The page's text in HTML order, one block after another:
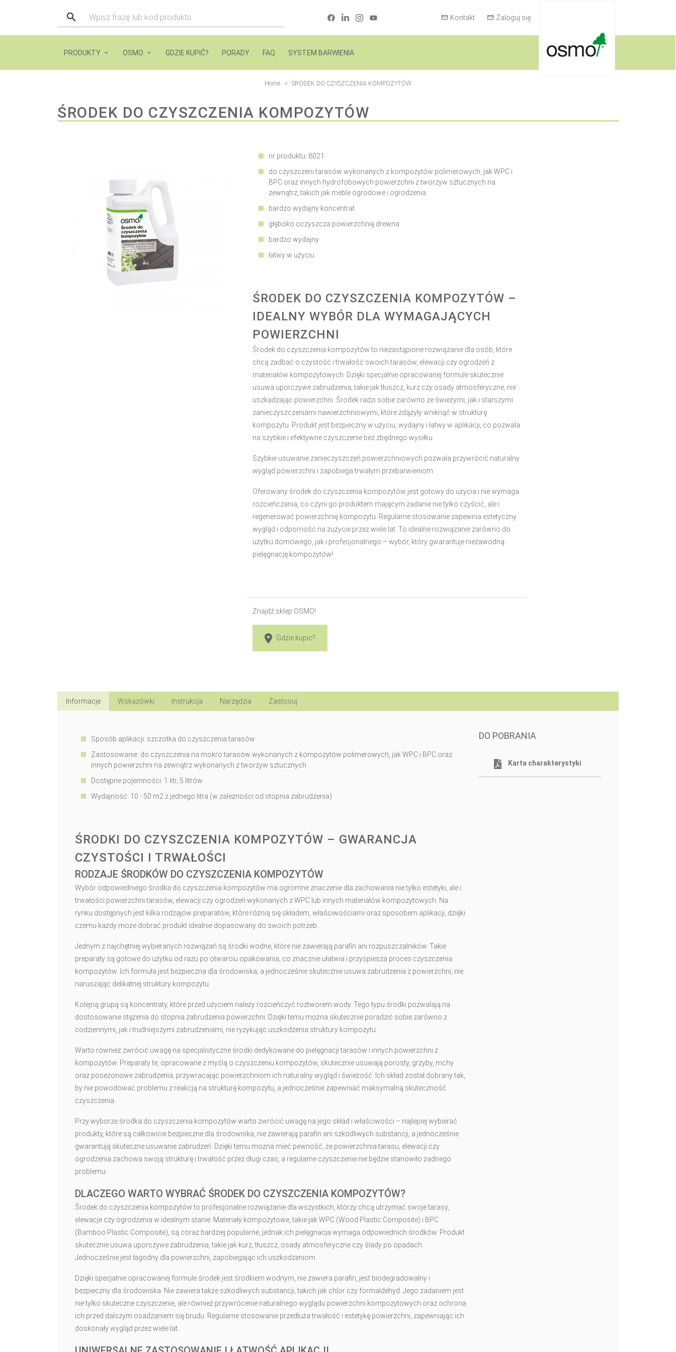
Kontakt Zaloguj się
PRODUKTY OSMO GDZIE KUPIĆ? PORADY FAQ SYSTEM BARWIENIA
Home ŚRODEK DO CZYSZCZENIA KOMPOZYTÓW
ŚRODEK DO CZYSZCZENIA KOMPOZYTÓW
nr produktu: 8021
do czyszczeni tarasów wykonanych z kompozytów polimerowych, jak WPC i
BPC oraz innych hydrofobowych powierzchni z tworzyw sztucznych na
zewnątrz, takich jak meble ogrodowe i ogrodzenia
bardzo wydajny koncentrat
głęboko oczyszcza powierzchnię drewna
bardzo wydajny
łatwy w użyciu
ŚRODEK DO CZYSZCZENIA KOMPOZYTÓW –
IDEALNY WYBÓR DLA WYMAGAJĄCYCH
POWIERZCHNI
Środek do czyszczenia kompozytów to niezastąpione rozwiązanie dla osób, które
chcą zadbać o czystość i trwałość swoich tarasów, elewacji czy ogrodzeń z
materiałów kompozytowych. Dzięki specjalnie opracowanej formule skutecznie
usuwa uporczywe zabrudzenia, takie jak tłuszcz, kurz czy osady atmosferyczne, nie
uszkadzając powierzchni. Środek radzi sobie zarówno ze świeżymi, jak i starszymi
zanieczyszczeniami nawierzchniowymi, które zdążyły wniknąć w strukturę
kompozytu. Produkt jest bezpieczny w użyciu, wydajny i łatwy w aplikacji, co pozwala
na szybkie i efektywne czyszczenie bez zbędnego wysiłku.
Szybkie usuwanie zanieczyszczeń powierzchniowych pozwala przywrócić naturalny
wygląd powierzchni i zapobiega trwałym przebarwieniom.
Oferowany środek do czyszczenia kompozytów jest gotowy do użycia i nie wymaga
rozcieńczania, co czyni go produktem mającym zadanie nie tylko czyścić, ale i
regenerować powierzchnię kompozytu. Regularne stosowanie zapewnia estetyczny
wygląd i odporność na zużycie przez wiele lat. To idealne rozwiązanie zarówno do
użytku domowego, jak i profesjonalnego – wybór, który gwarantuje niezawodną
pielęgnację kompozytów!
Znajdź sklep OSMO!
Gdzie kupic?
Informacje Wskazówki Instrukcja Narzędzia Zastosuj
Sposób aplikacji: szczotka do czyszczenia tarasów
Zastosowanie: do czyszczenia na mokro tarasów wykonanych z kompozytów polimerowych, jak WPC i BPC oraz
innych powierzchni na zewnątrz wykonanych z tworzyw sztucznych
Dostępne pojemności: 1 litr, 5 litrów
Wydajność: 10 - 50 m2 z jednego litra (w zależności od stopnia zabrudzenia)
ŚRODKI DO CZYSZCZENIA KOMPOZYTÓW – GWARANCJA
CZYSTOŚCI I TRWAŁOŚCI
RODZAJE ŚRODKÓW DO CZYSZCZENIA KOMPOZYTÓW
Wybór odpowiedniego środka do czyszczenia kompozytów ma ogromne znaczenie dla zachowania nie tylko estetyki, ale i
trwałości powierzchni tarasów, elewacji czy ogrodzeń wykonanych z WPC lub innych materiałów kompozytowych. Na
rynku dostępnych jest kilka rodzajów preparatów, które różnią się składem, właściwościami oraz sposobem aplikacji, dzięki
czemu każdy może dobrać produkt idealnie dopasowany do swoich potrzeb.
Jednym z najchętniej wybieranych rozwiązań są środki wodne, które nie zawierają parafin ani rozpuszczalników. Takie
preparaty są gotowe do użytku od razu po otwarciu opakowania, co znacznie ułatwia i przyspiesza proces czyszczenia
kompozytów. Ich formuła jest bezpieczna dla środowiska, a jednocześnie skutecznie usuwa zabrudzenia z powierzchni, nie
naruszając delikatnej struktury kompozytu.
Kolejną grupą są koncentraty, które przed użyciem należy rozcieńczyć roztworem wody. Tego typu środki pozwalają na
dostosowanie stężenia do stopnia zabrudzenia powierzchni. Dzięki temu można skutecznie poradzić sobie zarówno z
codziennymi, jak i trudniejszymi zabrudzeniami, nie ryzykując uszkodzenia struktury kompozytu.
Warto również zwrócić uwagę na specjalistyczne środki dedykowane do pielęgnacji tarasów i innych powierzchni z
kompozytów. Preparaty te, opracowane z myślą o czyszczeniu kompozytów, skutecznie usuwają porosty, grzyby, mchy
oraz posezonowe zabrudzenia, przywracając powierzchniom ich naturalny wygląd i świeżość. Ich skład został dobrany tak,
by nie powodować problemu z reakcją na strukturę kompozytu, a jednocześnie zapewniać maksymalną skuteczność
czyszczenia.
Przy wyborze środka do czyszczenia kompozytów warto zwrócić uwagę na jego skład i właściwości – najlepiej wybierać
produkty, które są całkowicie bezpieczne dla środowiska, nie zawierają parafin ani szkodliwych substancji, a jednocześnie
gwarantują skuteczne usuwanie zabrudzeń. Dzięki temu można mieć pewność, że powierzchnia tarasu, elewacji czy
ogrodzenia zachowa swoją strukturę i trwałość przez długi czas, a regularne czyszczenie nie będzie stanowiło żadnego
problemu.
DLACZEGO WARTO WYBRAĆ ŚRODEK DO CZYSZCZENIA KOMPOZYTÓW?
Środek do czyszczenia kompozytów to profesjonalne rozwiązanie dla wszystkich, którzy chcą utrzymać swoje tarasy,
elewacje czy ogrodzenia w idealnym stanie. Materiały kompozytowe, takie jak WPC (Wood Plastic Composite) i BPC
(Bamboo Plastic Composite), są coraz bardziej popularne, jednak ich pielęgnacja wymaga odpowiednich środków. Produkt
skutecznie usuwa uporczywe zabrudzenia, takie jak kurz, tłuszcz, osady atmosferyczne czy ślady po opadach.
Jednocześnie jest łagodny dla powierzchni, zapobiegając ich uszkodzeniom.
Dzięki specjalnie opracowanej formule środek jest środkiem wodnym, nie zawiera parafin, jest biodegradowalny i
bezpieczny dla środowiska. Nie zawiera także szkodliwych substancji, takich jak chlor czy formaldehyd. Jego zadaniem jest
nie tylko skuteczne czyszczenie, ale również przywrócenie naturalnego wyglądu powierzchni kompozytowych oraz ochrona
ich przed dalszym osadzaniem się brudu. Regularne stosowanie przedłuża trwałość i estetykę powierzchni, zapewniając ich
doskonały wygląd przez wiele lat.
DO POBRANIA
Karta charakterystyki